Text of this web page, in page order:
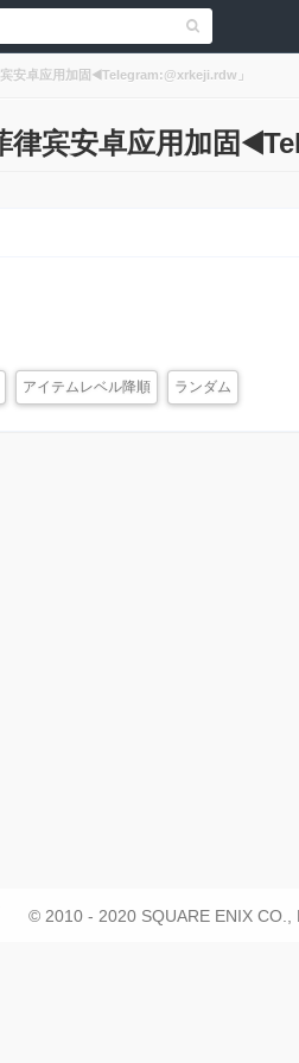
安卓应用加固◀️Telegram:@xrkeji.rdw」
律宾安卓应用加固
アイテムレベル降順 ランダム
© 2010 - 2020 SQUARE ENIX